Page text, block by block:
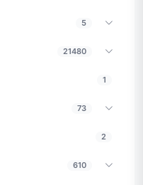
5
21480
1
73
2
610